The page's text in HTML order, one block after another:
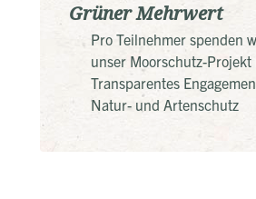
Grüner Mehrwert
Pro Teilnehmer spenden
unser Moorschutz-Projekt
Transparentes
Natur- und Artenschutz